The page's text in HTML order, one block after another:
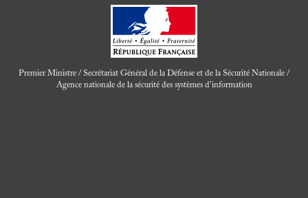
Premier Ministre / Secrétariat Général de la Défense et de la Sécurité Nationale /
Agence nationale de la sécurité des systèmes d'information